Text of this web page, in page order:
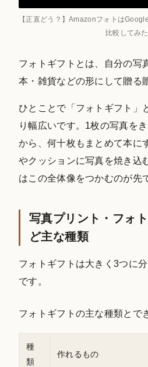
【正直どう？】Amazonフォトは
比較してみた
フォトギフトとは、自分の写
本・雑貨などの形にして贈る
ひとことで「フォトギフト」
り幅広いです。1枚の写真を
から、何十枚もまとめて本に
やクッションに写真を焼き込
はこの全体像をつかむのが先
写真プリント・フォ
ど主な種類
フォトギフトは大きく3つに
です。
フォトギフトの主な種類とで
種
類
作れるもの